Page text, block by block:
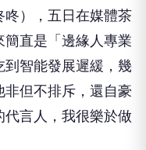
），五日在媒體茶
直是「邊緣人專業
到智能發展遲緩，幾
但不排斥，還自豪
言人，我很樂於做